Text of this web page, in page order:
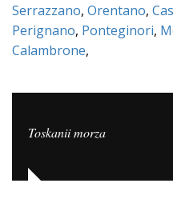
Serrazzano, Orentano,
Perignano, Ponteginori,
Calambrone,
Toskanii morza